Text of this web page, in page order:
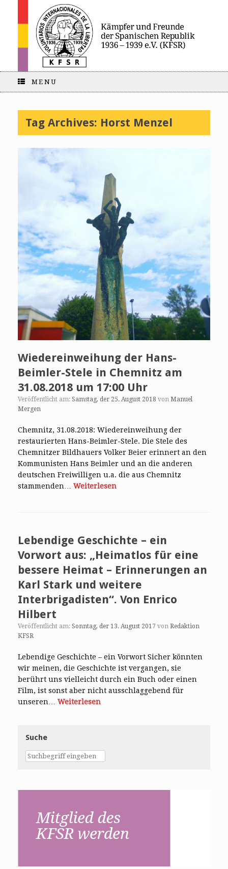
MENU
Tag Archives: Horst Menzel
Wiedereinweihung der Hans-
Beimler-Stele in Chemnitz am
31.08.2018 um 17:00 Uhr
Veröffentlicht am: Samstag, der 25. August 2018 von Manuel
Mergen
Chemnitz, 31.08.2018: Wiedereinweihung der
restaurierten Hans-Beimler-Stele. Die Stele des
Chemnitzer Bildhauers Volker Beier erinnert an den
Kommunisten Hans Beimler und an die anderen
deutschen Freiwilligen u.a. die aus Chemnitz
stammenden… Weiterlesen
Lebendige Geschichte – ein
Vorwort aus: „Heimatlos für eine
bessere Heimat – Erinnerungen an
Karl Stark und weitere
Interbrigadisten“. Von Enrico
Hilbert
Veröffentlicht am: Sonntag, der 13. August 2017 von Redaktion
KFSR
Lebendige Geschichte – ein Vorwort Sicher könnten
wir meinen, die Geschichte ist vergangen, sie
berührt uns vielleicht durch ein Buch oder einen
Film, ist sonst aber nicht ausschlaggebend für
unseren… Weiterlesen
Suche